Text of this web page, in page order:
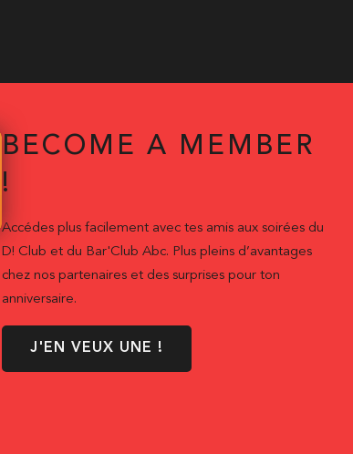
BECOME A MEMBER
!
Accédes plus facilement avec tes amis aux soirées du
D! Club et du Bar'Club Abc. Plus pleins d’avantages
chez nos partenaires et des surprises pour ton
anniversaire.
J'EN VEUX UNE !